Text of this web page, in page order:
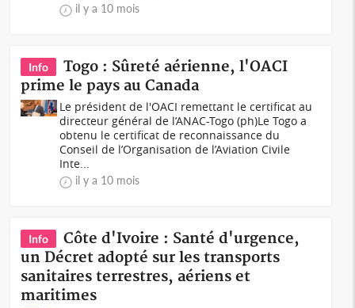
il y a 10 mois
Info
Togo : Sûreté aérienne, l'OACI
prime le pays au Canada
Le président de l'OACI remettant le certificat au
directeur général de l’ANAC-Togo (ph)Le Togo a
obtenu le certificat de reconnaissance du
Conseil de l’Organisation de l’Aviation Civile
Inte...
il y a 10 mois
Info
Côte d'Ivoire : Santé d'urgence,
un Décret adopté sur les transports
sanitaires terrestres, aériens et
maritimes